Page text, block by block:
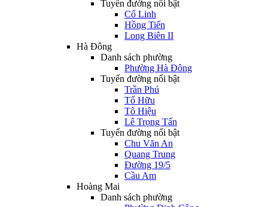
Tuyến đường nổi bật
Cổ Linh
Hồng Tiến
Long Biên II
Hà Đông
Danh sách phường
Phường Hà Đông
Tuyến đường nổi bật
Trần Phú
Tố Hữu
Tô Hiệu
Lê Trọng Tấn
Tuyến đường nổi bật
Chu Văn An
Quang Trung
Đường 19/5
Cầu Am
Hoàng Mai
Danh sách phường